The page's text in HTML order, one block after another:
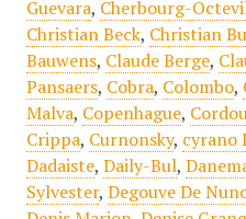
Guevara, Cherbourg-
Christian Beck, Christian
Bauwens, Claude Berge,
Pansaers, Cobra, Colombo,
Malva, Copenhague,
Crippa, Curnonsky, cyrano
Dadaiste, Daily-Bul,
Sylvester, Degouve De